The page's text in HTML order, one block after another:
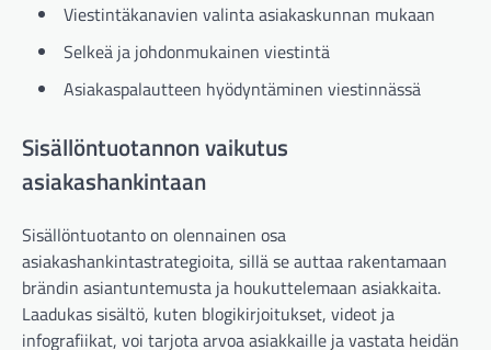
Viestintäkanavien valinta asiakaskunnan mukaan
Selkeä ja johdonmukainen viestintä
Asiakaspalautteen hyödyntäminen viestinnässä
Sisällöntuotannon vaikutus
asiakashankintaan
Sisällöntuotanto on olennainen osa
asiakashankintastrategioita, sillä se auttaa rakentamaan
brändin asiantuntemusta ja houkuttelemaan asiakkaita.
Laadukas sisältö, kuten blogikirjoitukset, videot ja
infografiikat, voi tarjota arvoa asiakkaille ja vastata heidän